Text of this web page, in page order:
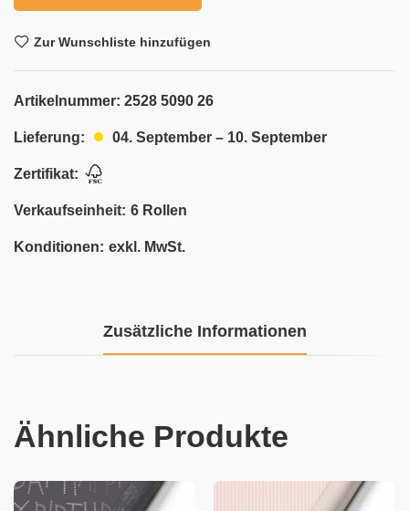
Zur Wunschliste hinzufügen
Artikelnummer: 2528 5090 26
Lieferung: 04. September – 10. September
Zertifikat:
Verkaufseinheit: 6 Rollen
Konditionen: exkl. MwSt.
Zusätzliche Informationen
Ähnliche Produkte